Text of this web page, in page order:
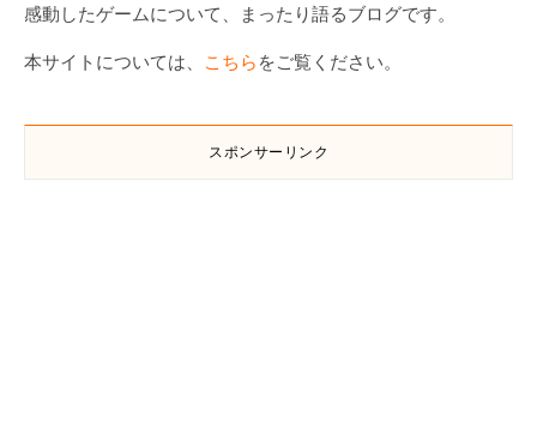
感動したゲームについて、まったり語るブログです。
本サイトについては、 こちら をご覧ください。
スポンサーリンク